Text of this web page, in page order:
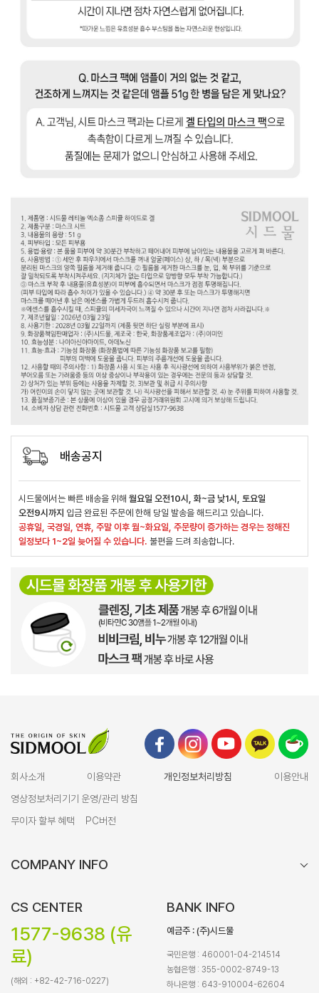
배송공지
시드물에서는 빠른 배송을 위해 월요일 오전10시, 화~금 낮1시, 토요일
오전9시까지 입금 완료된 주문에 한해 당일 발송을 해드리고 있습니다.
공휴일, 국경일, 연휴, 주말 이후 월~화요일, 주문량이 증가하는 경우는 정해진
일정보다 1~2일 늦어질 수 있습니다. 불편을 드려 죄송합니다.
회사소개 이용약관 개인정보처리방침
이용안내
영상정보처리기기 운영/관리 방침
무이자 할부 혜택
PC버전
COMPANY INFO
CS CENTER
1577-9638 (유
료)
(해외 : +82-42-716-0227)
BANK INFO
예금주 : (주)시드물
국민은행 : 460001-04-214514
농협은행 : 355-0002-8749-13
하나은행 : 643-910004-62604